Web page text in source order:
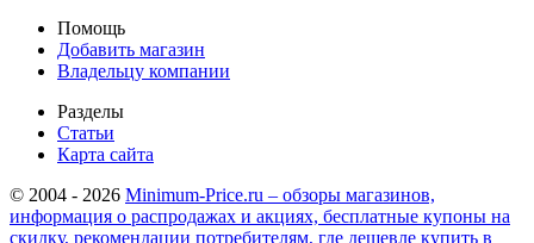
Помощь
Добавить магазин
Владельцу компании
Разделы
Статьи
Карта сайта
© 2004 - 2026 Minimum-Price.ru – обзоры магазинов,
информация о распродажах и акциях, бесплатные купоны на
скидку, рекомендации потребителям, где дешевле купить в